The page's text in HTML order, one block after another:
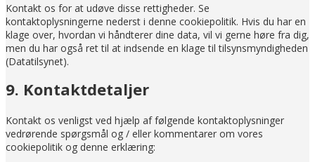
Kontakt os for at udøve disse rettigheder. Se
kontaktoplysningerne nederst i denne cookiepolitik. Hvis du har en
klage over, hvordan vi håndterer dine data, vil vi gerne høre fra dig,
men du har også ret til at indsende en klage til tilsynsmyndigheden
(Datatilsynet).
9. Kontaktdetaljer
Kontakt os venligst ved hjælp af følgende kontaktoplysninger
vedrørende spørgsmål og / eller kommentarer om vores
cookiepolitik og denne erklæring: